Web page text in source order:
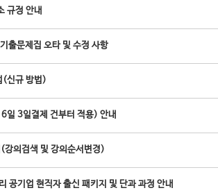
규정 안내
출문제집 오타 및 수정 사항
(신규 방법)
일 3일결제 건부터 적용) 안내
강의검색 및 강의순서변경)
공기업 현직자 출신 패키지 및 단과 과정 안내